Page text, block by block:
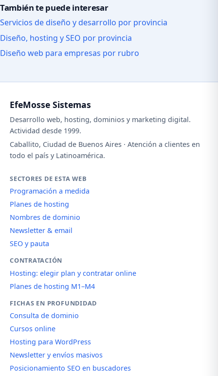
También te puede interesar
Servicios de diseño y desarrollo por provincia
Diseño, hosting y SEO por provincia
Diseño web para empresas por rubro
EfeMosse Sistemas
Desarrollo web, hosting, dominios y marketing digital.
Actividad desde 1999.
Caballito, Ciudad de Buenos Aires · Atención a clientes en
todo el país y Latinoamérica.
SECTORES DE ESTA WEB
Programación a medida
Planes de hosting
Nombres de dominio
Newsletter & email
SEO y pauta
CONTRATACIÓN
Hosting: elegir plan y contratar online
Planes de hosting M1–M4
FICHAS EN PROFUNDIDAD
Consulta de dominio
Cursos online
Hosting para WordPress
Newsletter y envíos masivos
Posicionamiento SEO en buscadores